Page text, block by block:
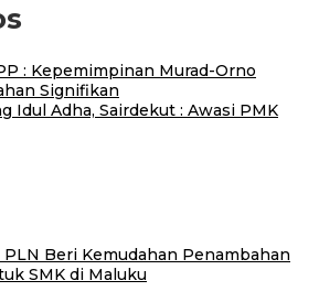
: Kepemimpinan Murad-Orno
Signifikan
Idul Adha, Sairdekut : Awasi PMK
Beri Kemudahan Penambahan
SMK di Maluku